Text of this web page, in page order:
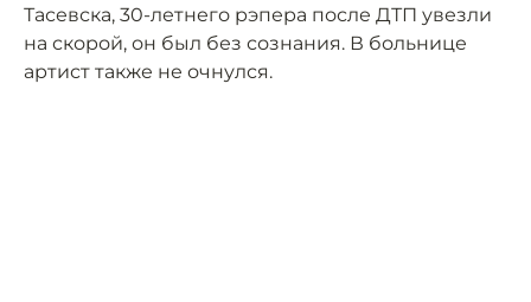
Тасевска, 30-летнего рэпера после ДТП увезли
на скорой, он был без сознания. В больнице
артист также не очнулся.